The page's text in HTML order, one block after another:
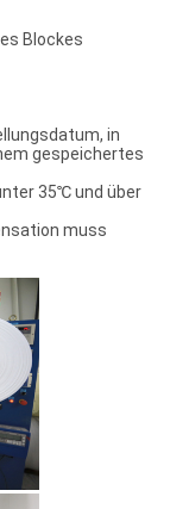
Blockes
in
gespeichertes
35℃ und über
muss